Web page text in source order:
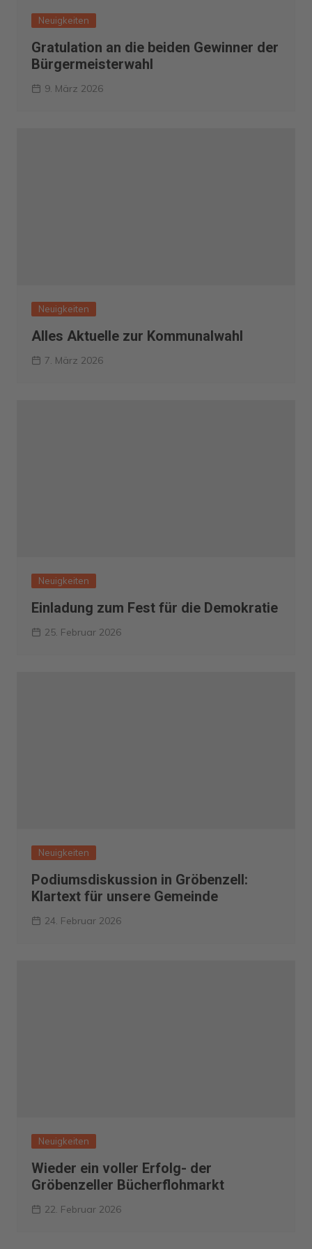
Neuigkeiten
Gratulation an die beiden Gewinner der
Bürgermeisterwahl
9. März 2026
Neuigkeiten
Alles Aktuelle zur Kommunalwahl
7. März 2026
Neuigkeiten
Einladung zum Fest für die Demokratie
25. Februar 2026
Neuigkeiten
Podiumsdiskussion in Gröbenzell:
Klartext für unsere Gemeinde
24. Februar 2026
Neuigkeiten
Wieder ein voller Erfolg- der
Gröbenzeller Bücherflohmarkt
22. Februar 2026